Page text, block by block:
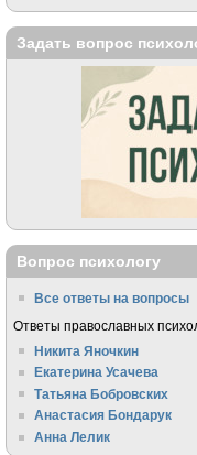
Задать вопрос
Вопрос психологу
Все ответы на вопросы
Ответы православных
Никита Яночкин
Екатерина Усачева
Татьяна Бобровских
Анастасия Бондарук
Анна Лелик